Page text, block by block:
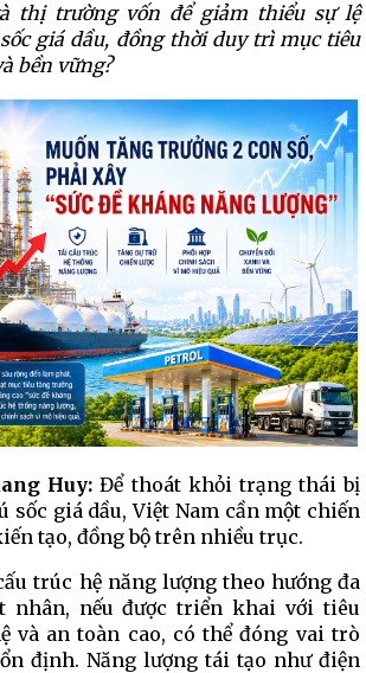
thị trường vốn để giảm thiểu sự lệ
giá dầu, đồng thời duy trì mục tiêu
bền vững?
Huy: Để thoát khỏi trạng thái bị
sốc giá dầu, Việt Nam cần một chiến
tạo, đồng bộ trên nhiều trục.
trúc hệ năng lượng theo hướng đa
nhân, nếu được triển khai với tiêu
và an toàn cao, có thể đóng vai trò
định. Năng lượng tái tạo như điện